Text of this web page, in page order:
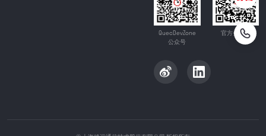
QuecDevZone
公众号
官方公众号